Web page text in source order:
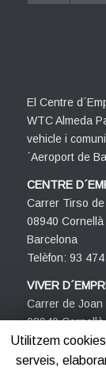
El Centre
WTC Almeda
vehicle i
´Aeroport de
CENTRE
Carrer Tirso
08940
Barcelona
Telèfon: 93
VIVER
Carrer de Joan
08940
Barcelona
Telèfon: 93
Utilitzem
serveis,